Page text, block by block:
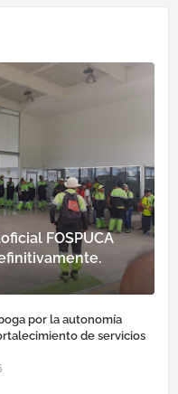
FOSPUCA
por la autonomía
de servicios